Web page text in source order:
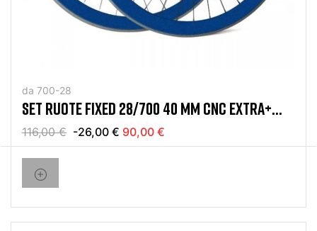
da 700-28
SET RUOTE FIXED 28/700 40 MM CNC EXTRA+
BLU
116,00 € -26,00 € 90,00 €